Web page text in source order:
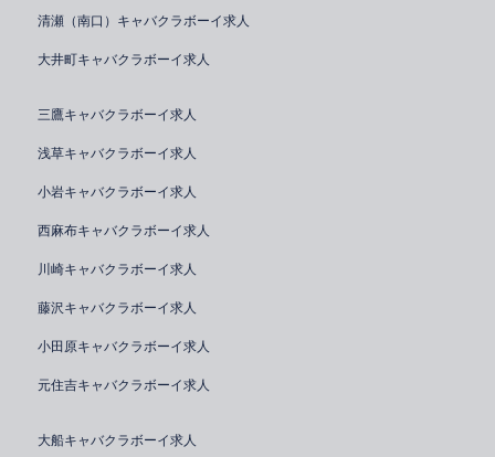
清瀬（南口）キャバクラボーイ求人
大井町キャバクラボーイ求人
三鷹キャバクラボーイ求人
浅草キャバクラボーイ求人
小岩キャバクラボーイ求人
西麻布キャバクラボーイ求人
川崎キャバクラボーイ求人
藤沢キャバクラボーイ求人
小田原キャバクラボーイ求人
元住吉キャバクラボーイ求人
大船キャバクラボーイ求人